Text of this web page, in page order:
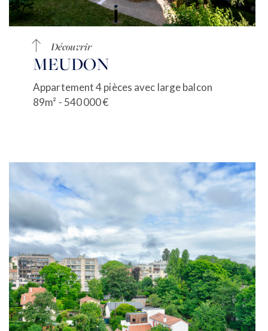
Découvrir
MEUDON
Appartement 4 pièces avec large balcon
89m² - 540 000 €